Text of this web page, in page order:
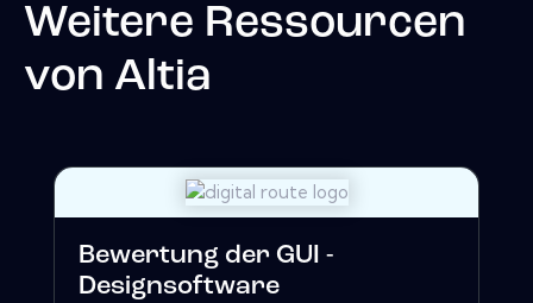
Weitere Ressourcen
von Altia
Bewertung der GUI -
Designsoftware